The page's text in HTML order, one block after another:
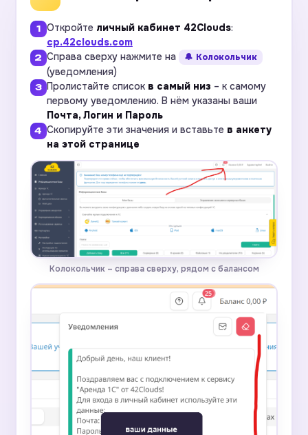
Откройте личный кабинет 42Clouds:
cp.42clouds.com
Справа сверху нажмите на
🔔 Колокольчик
(уведомления)
Пролистайте список в самый низ – к самому
первому уведомлению. В нём указаны ваши
Почта, Логин и Пароль
Скопируйте эти значения и вставьте в анкету
на этой странице
Колокольчик – справа сверху, рядом с балансом